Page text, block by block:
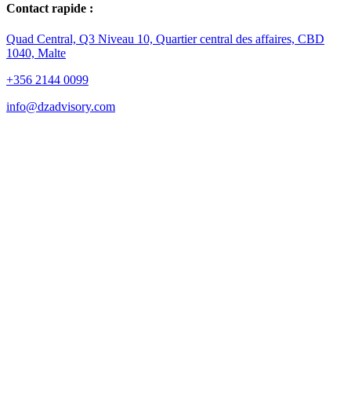
Contact rapide :
Quad Central, Q3 Niveau 10, Quartier central des affaires, CBD
1040, Malte
+356 2144 0099
info@dzadvisory.com